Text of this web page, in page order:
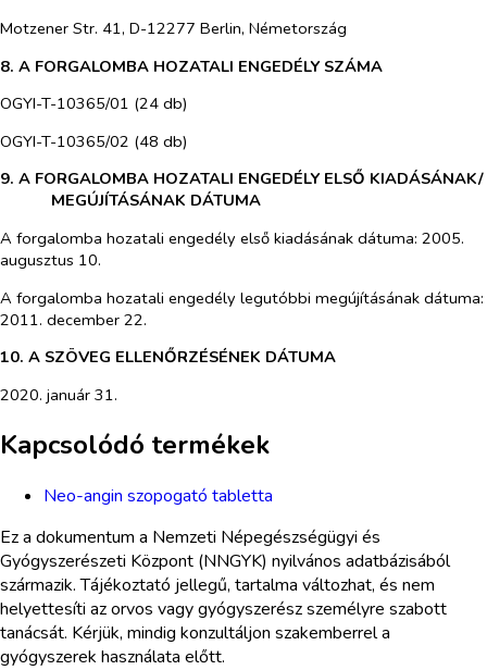
Motzener Str. 41, D-12277 Berlin, Németország
8. A FORGALOMBA HOZATALI ENGEDÉLY SZÁMA
OGYI-T-10365/01 (24 db)
OGYI-T-10365/02 (48 db)
9. A FORGALOMBA HOZATALI ENGEDÉLY ELSŐ KIADÁSÁNAK/
MEGÚJÍTÁSÁNAK DÁTUMA
A forgalomba hozatali engedély első kiadásának dátuma: 2005.
augusztus 10.
A forgalomba hozatali engedély legutóbbi megújításának dátuma:
2011. december 22.
10. A SZÖVEG ELLENŐRZÉSÉNEK DÁTUMA
2020. január 31.
Kapcsolódó termékek
Neo-angin szopogató tabletta
Ez a dokumentum a Nemzeti Népegészségügyi és
Gyógyszerészeti Központ (NNGYK) nyilvános adatbázisából
származik. Tájékoztató jellegű, tartalma változhat, és nem
helyettesíti az orvos vagy gyógyszerész személyre szabott
tanácsát. Kérjük, mindig konzultáljon szakemberrel a
gyógyszerek használata előtt.